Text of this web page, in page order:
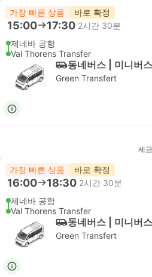
가장 빠른 상품 바로 확정
15:00 17:30 2시간 30분
제네바 공항
Val Thorens Transfer
동네버스 | 미니버스
Green Transfert
세
가장 빠른 상품 바로 확정
16:00 18:30 2시간 30분
제네바 공항
Val Thorens Transfer
동네버스 | 미니버스
Green Transfert